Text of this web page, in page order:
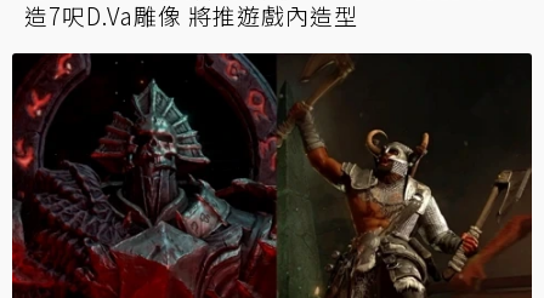
名牌機甲！《鬥陣特攻2》合作「保時捷」打